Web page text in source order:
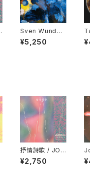
Sven Wunder
- Late Again
"LP"
¥5,250
h
抒情詩歌 / JOJ
ŌSHĪKA "CD"
¥2,750
-